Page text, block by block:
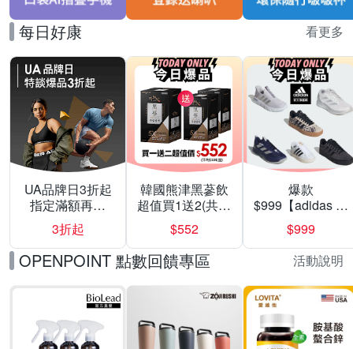
每日好康 看更多
UA品牌日3折起
指定滿額再折
200
3折起
韓國熊津黑蔘飲
超值買1送2(共24
入組)
$552
爆款
$999【adidas 愛
迪達】男/女 精選
運動鞋休閒鞋 任
選均一價
$999
OPENPOINT 點數回饋專區 活動說明